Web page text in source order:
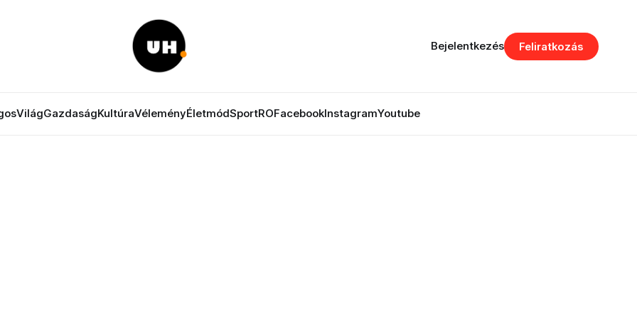
VilágGazdaságKultúraVéleményÉletmódSportROFacebookInstagramYoutube
Bejelentkezés Feliratkozás